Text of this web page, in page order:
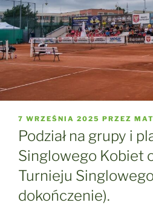
OPUBLIKOWANE
W
7 WRZEŚNIA 2025 PRZEZ
Podział na grupy i
Singlowego Kobiet
Turnieju
dokończenie).